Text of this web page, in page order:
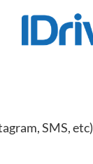
SMS, etc)